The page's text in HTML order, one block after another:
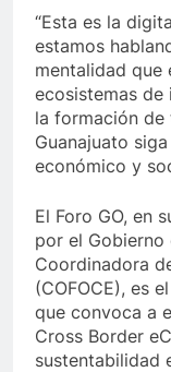
“Esta es la
estamos
mentalidad que
ecosistemas de
la formación
Guanajuato
económico y
El Foro GO, en
por el Gobierno
Coordinadora
(COFOCE), es
que convoca a
Cross Border
sustentabilidad